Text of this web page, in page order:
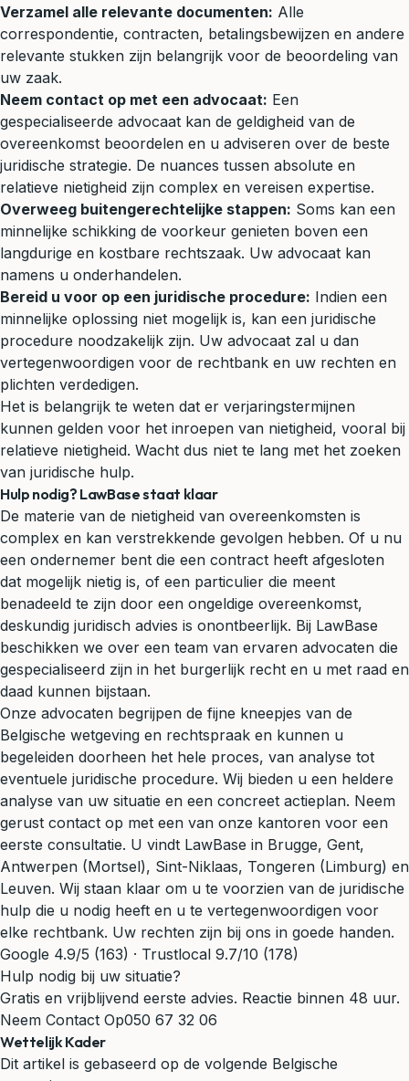
Verzamel alle relevante documenten: Alle
correspondentie, contracten, betalingsbewijzen en andere
relevante stukken zijn belangrijk voor de beoordeling van
uw zaak.
Neem contact op met een advocaat: Een
gespecialiseerde advocaat kan de geldigheid van de
overeenkomst beoordelen en u adviseren over de beste
juridische strategie. De nuances tussen absolute en
relatieve nietigheid zijn complex en vereisen expertise.
Overweeg buitengerechtelijke stappen: Soms kan een
minnelijke schikking de voorkeur genieten boven een
langdurige en kostbare rechtszaak. Uw advocaat kan
namens u onderhandelen.
Bereid u voor op een juridische procedure: Indien een
minnelijke oplossing niet mogelijk is, kan een juridische
procedure noodzakelijk zijn. Uw advocaat zal u dan
vertegenwoordigen voor de rechtbank en uw rechten en
plichten verdedigen.
Het is belangrijk te weten dat er verjaringstermijnen
kunnen gelden voor het inroepen van nietigheid, vooral bij
relatieve nietigheid. Wacht dus niet te lang met het zoeken
van juridische hulp.
Hulp nodig? LawBase staat klaar
De materie van de nietigheid van overeenkomsten is
complex en kan verstrekkende gevolgen hebben. Of u nu
een ondernemer bent die een contract heeft afgesloten
dat mogelijk nietig is, of een particulier die meent
benadeeld te zijn door een ongeldige overeenkomst,
deskundig juridisch advies is onontbeerlijk. Bij LawBase
beschikken we over een team van ervaren advocaten die
gespecialiseerd zijn in het burgerlijk recht en u met raad en
daad kunnen bijstaan.
Onze advocaten begrijpen de fijne kneepjes van de
Belgische wetgeving en rechtspraak en kunnen u
begeleiden doorheen het hele proces, van analyse tot
eventuele juridische procedure. Wij bieden u een heldere
analyse van uw situatie en een concreet actieplan. Neem
gerust contact op met een van onze kantoren voor een
eerste consultatie. U vindt LawBase in Brugge, Gent,
Antwerpen (Mortsel), Sint-Niklaas, Tongeren (Limburg) en
Leuven. Wij staan klaar om u te voorzien van de juridische
hulp die u nodig heeft en u te vertegenwoordigen voor
elke rechtbank. Uw rechten zijn bij ons in goede handen.
Google 4.9/5 (163) · Trustlocal 9.7/10 (178)
Hulp nodig bij uw situatie?
Gratis en vrijblijvend eerste advies. Reactie binnen 48 uur.
Neem Contact Op050 67 32 06
Wettelijk Kader
Dit artikel is gebaseerd op de volgende Belgische